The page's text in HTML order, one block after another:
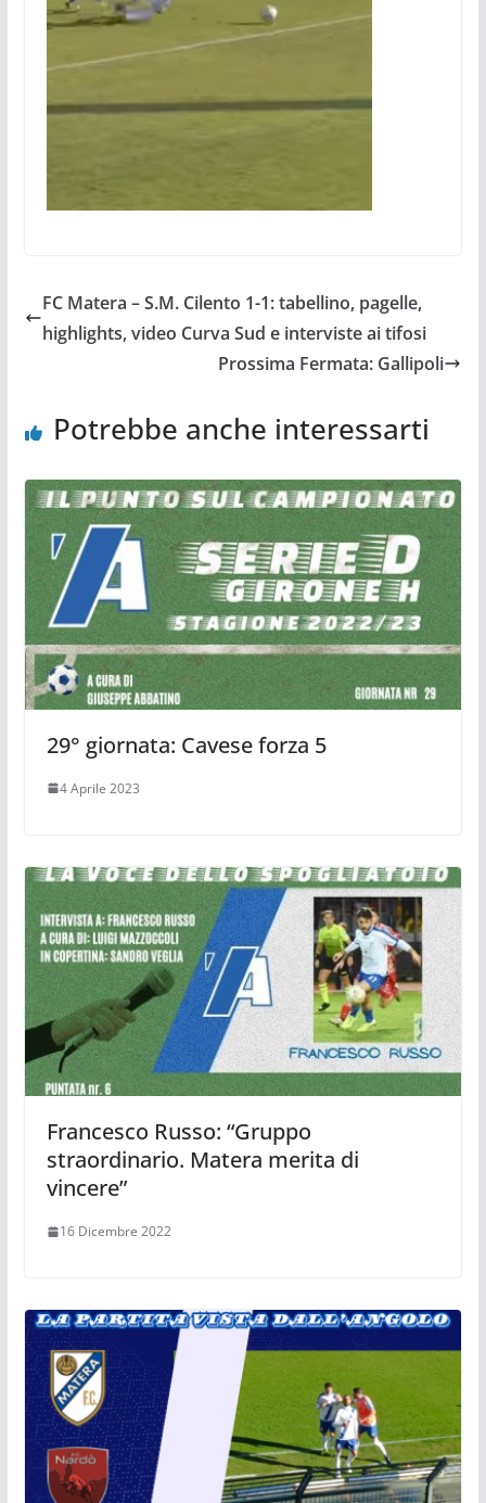
FC Matera – S.M. Cilento 1-1: tabellino, pagelle,
highlights, video Curva Sud e interviste ai tifosi
Prossima Fermata: Gallipoli
Potrebbe anche interessarti
29° giornata: Cavese forza 5
4 Aprile 2023
Francesco Russo: “Gruppo
straordinario. Matera merita di
vincere”
16 Dicembre 2022